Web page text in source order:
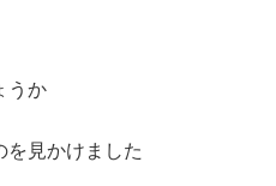
うか
見かけました